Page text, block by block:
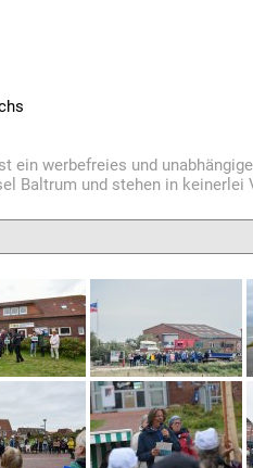
ein werbefreies und
Baltrum und stehen in keinerlei